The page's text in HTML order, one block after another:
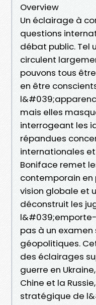
Overview
Un éclairage à
questions
débat public. Tel
circulent
pouvons tous
en être
mais elles
interrogeant les
répandues
internationales
Boniface remet
contemporain en
vision globale et
déconstruit les
pas à un
géopolitiques.
des éclairages
guerre en
Chine et la
stratégique de